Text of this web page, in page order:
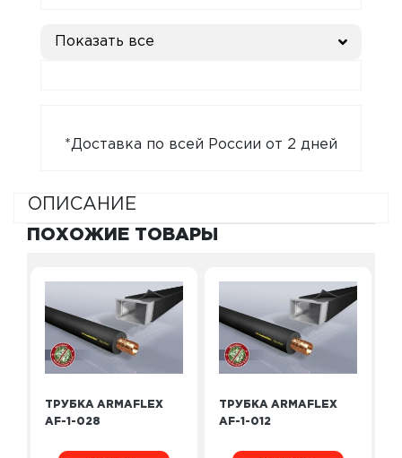
Показать все
*Доставка по всей России от 2 дней
ОПИСАНИЕ
ПОХОЖИЕ ТОВАРЫ
ТРУБКА ARMAFLEX
AF-1-028
ТРУБКА ARMAFLEX
AF-1-012